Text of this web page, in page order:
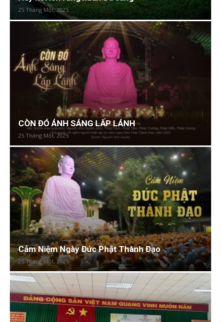
25 Tháng Một, 2025
CÒN ĐÓ ÁNH SÁNG LẤP LÁNH
25 Tháng Một, 2025
Cảm Niệm Ngày Đức Phật Thành Đạo
25 Tháng Một, 2025